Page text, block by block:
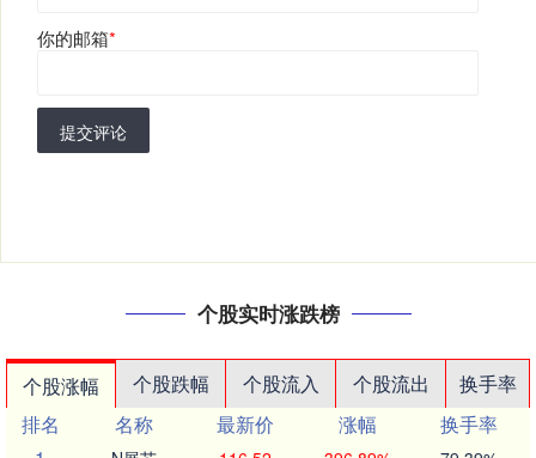
你的邮箱*
提交评论
个股实时涨跌榜
个股涨幅 个股跌幅 个股流入 个股流出
换手率
排名
名称 最新价 涨幅
换手率